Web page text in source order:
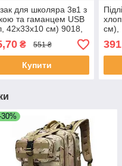
для школяра 3в1 з
та гаманцем USB
42х33х10 см) 9018,
/ Міський рюкзак
₴ 551 ₴
Купити
см),